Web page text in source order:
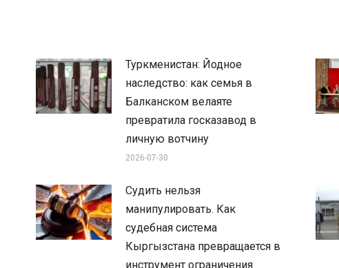
Туркменистан: Йодное
наследство: как семья в
Балканском велаяте
превратила госказавод в
личную вотчину
2026-07-30
Судить нельзя
манипулировать. Как
судебная система
Кыргызстана превращается в
инструмент ограничения